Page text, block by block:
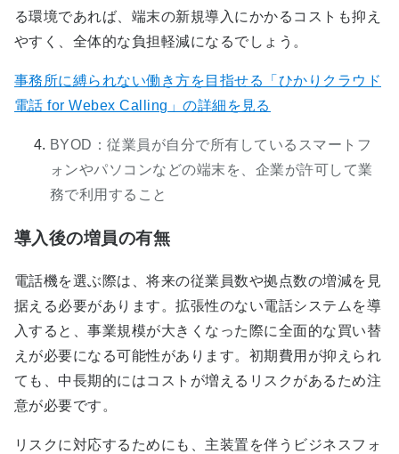
る環境であれば、端末の新規導入にかかるコストも抑え
やすく、全体的な負担軽減になるでしょう。
事務所に縛られない働き方を目指せる「ひかりクラウド
電話 for Webex Calling」の詳細を見る
BYOD：従業員が自分で所有しているスマートフ
ォンやパソコンなどの端末を、企業が許可して業
務で利用すること
導入後の増員の有無
電話機を選ぶ際は、将来の従業員数や拠点数の増減を見
据える必要があります。拡張性のない電話システムを導
入すると、事業規模が大きくなった際に全面的な買い替
えが必要になる可能性があります。初期費用が抑えられ
ても、中長期的にはコストが増えるリスクがあるため注
意が必要です。
リスクに対応するためにも、主装置を伴うビジネスフォ